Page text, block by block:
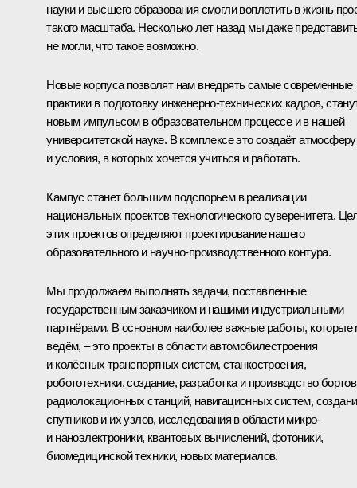
науки и высшего образования смогли воплотить в жизнь
такого масштаба. Несколько лет назад мы даже
не могли, что такое возможно.
Новые корпуса позволят нам внедрять самые современные
практики в подготовку инженерно-технических кадров,
новым импульсом в образовательном процессе и в нашей
университетской науке. В комплексе это создаёт атмосферу
и условия, в которых хочется учиться и работать.
Кампус станет большим подспорьем в реализации
национальных проектов технологического суверенитета.
этих проектов определяют проектирование нашего
образовательного и научно-производственного контура.
Мы продолжаем выполнять задачи, поставленные
государственным заказчиком и нашими индустриальными
партнёрами. В основном наиболее важные работы,
ведём, – это проекты в области автомобилестроения
и колёсных транспортных систем, станкостроения,
робототехники, создание, разработка и производство
радиолокационных станций, навигационных систем,
спутников и их узлов, исследования в области микро-
и наноэлектроники, квантовых вычислений, фотоники,
биомедицинской техники, новых материалов.